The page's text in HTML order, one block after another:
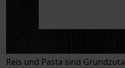
Reis und Pasta sind